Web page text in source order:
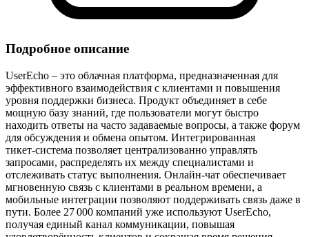
Подробное описание
UserEcho – это облачная платформа, предназначенная для
эффективного взаимодействия с клиентами и повышения
уровня поддержки бизнеса. Продукт объединяет в себе
мощную базу знаний, где пользователи могут быстро
находить ответы на часто задаваемые вопросы, а также форум
для обсуждения и обмена опытом. Интегрированная
тикет‑система позволяет централизованно управлять
запросами, распределять их между специалистами и
отслеживать статус выполнения. Онлайн‑чат обеспечивает
мгновенную связь с клиентами в реальном времени, а
мобильные интеграции позволяют поддерживать связь даже в
пути. Более 27 000 компаний уже используют UserEcho,
получая единый канал коммуникации, повышая